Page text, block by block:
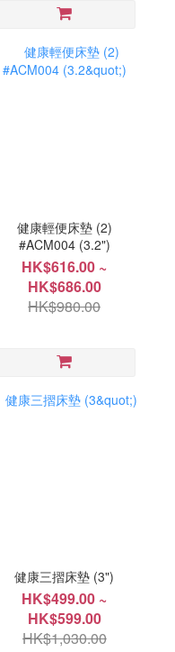
健康輕便床墊 (2)
#ACM004 (3.2")
HK$616.00 ~
HK$686.00
HK$980.00
健康三摺床墊 (3")
HK$499.00 ~
HK$599.00
HK$1,030.00